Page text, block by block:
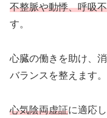
不整脈や動悸、呼吸
す。
心臓の働きを助け、
バランスを整えます。
心気陰両虚証に適応